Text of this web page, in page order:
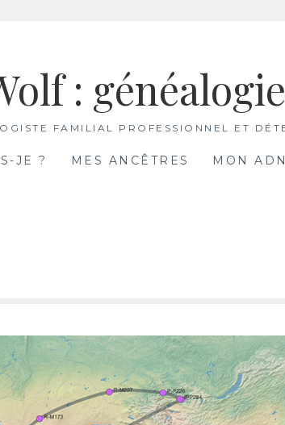
:
FAMILIAL PROFESSIONNEL ET
JE ? MES ANCÊTRES MON ADN